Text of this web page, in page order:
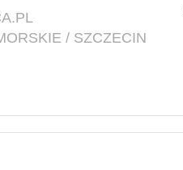
/ SZCZECIN